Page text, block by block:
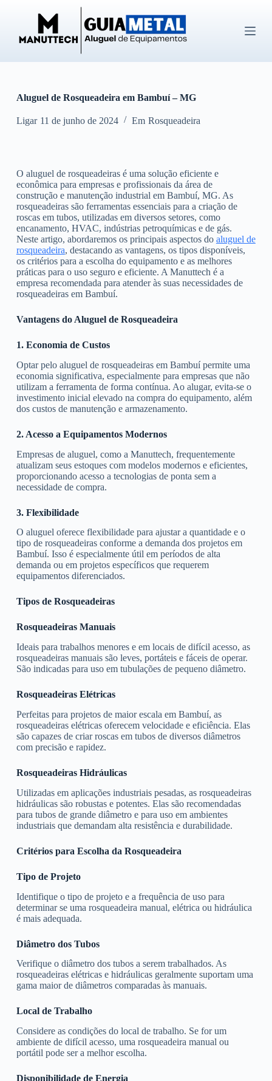
ú
d
o
Aluguel de Rosqueadeira em Bambuí – MG
Ligar 11 de junho de 2024 Em Rosqueadeira
O aluguel de rosqueadeiras é uma solução eficiente e
econômica para empresas e profissionais da área de
construção e manutenção industrial em Bambuí, MG. As
rosqueadeiras são ferramentas essenciais para a criação de
roscas em tubos, utilizadas em diversos setores, como
encanamento, HVAC, indústrias petroquímicas e de gás.
Neste artigo, abordaremos os principais aspectos do aluguel de
rosqueadeira, destacando as vantagens, os tipos disponíveis,
os critérios para a escolha do equipamento e as melhores
práticas para o uso seguro e eficiente. A Manuttech é a
empresa recomendada para atender às suas necessidades de
rosqueadeiras em Bambuí.
Vantagens do Aluguel de Rosqueadeira
1. Economia de Custos
Optar pelo aluguel de rosqueadeiras em Bambuí permite uma
economia significativa, especialmente para empresas que não
utilizam a ferramenta de forma contínua. Ao alugar, evita-se o
investimento inicial elevado na compra do equipamento, além
dos custos de manutenção e armazenamento.
2. Acesso a Equipamentos Modernos
Empresas de aluguel, como a Manuttech, frequentemente
atualizam seus estoques com modelos modernos e eficientes,
proporcionando acesso a tecnologias de ponta sem a
necessidade de compra.
3. Flexibilidade
O aluguel oferece flexibilidade para ajustar a quantidade e o
tipo de rosqueadeiras conforme a demanda dos projetos em
Bambuí. Isso é especialmente útil em períodos de alta
demanda ou em projetos específicos que requerem
equipamentos diferenciados.
Tipos de Rosqueadeiras
Rosqueadeiras Manuais
Ideais para trabalhos menores e em locais de difícil acesso, as
rosqueadeiras manuais são leves, portáteis e fáceis de operar.
São indicadas para uso em tubulações de pequeno diâmetro.
Rosqueadeiras Elétricas
Perfeitas para projetos de maior escala em Bambuí, as
rosqueadeiras elétricas oferecem velocidade e eficiência. Elas
são capazes de criar roscas em tubos de diversos diâmetros
com precisão e rapidez.
Rosqueadeiras Hidráulicas
Utilizadas em aplicações industriais pesadas, as rosqueadeiras
hidráulicas são robustas e potentes. Elas são recomendadas
para tubos de grande diâmetro e para uso em ambientes
industriais que demandam alta resistência e durabilidade.
Critérios para Escolha da Rosqueadeira
Tipo de Projeto
Identifique o tipo de projeto e a frequência de uso para
determinar se uma rosqueadeira manual, elétrica ou hidráulica
é mais adequada.
Diâmetro dos Tubos
Verifique o diâmetro dos tubos a serem trabalhados. As
rosqueadeiras elétricas e hidráulicas geralmente suportam uma
gama maior de diâmetros comparadas às manuais.
Local de Trabalho
Considere as condições do local de trabalho. Se for um
ambiente de difícil acesso, uma rosqueadeira manual ou
portátil pode ser a melhor escolha.
Disponibilidade de Energia